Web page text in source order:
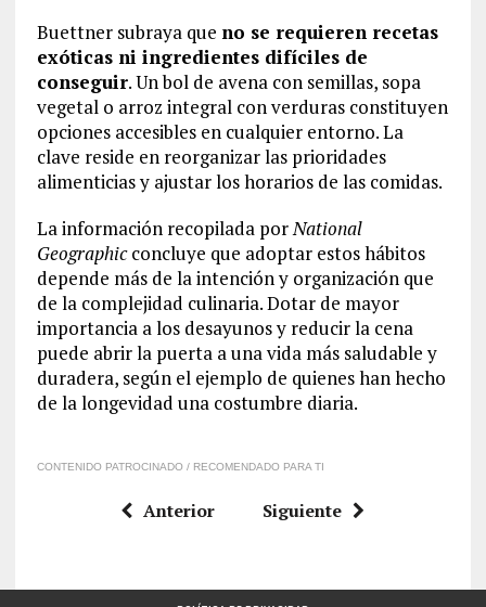
Buettner subraya que no se requieren recetas
exóticas ni ingredientes difíciles de
conseguir. Un bol de avena con semillas, sopa
vegetal o arroz integral con verduras constituyen
opciones accesibles en cualquier entorno. La
clave reside en reorganizar las prioridades
alimenticias y ajustar los horarios de las comidas.
La información recopilada porNational
Geographicconcluye que adoptar estos hábitos
depende más de la intención y organización que
de la complejidad culinaria. Dotar de mayor
importancia a los desayunos y reducir la cena
puede abrir la puerta a una vida más saludable y
duradera, según el ejemplo de quienes han hecho
de la longevidad una costumbre diaria.
CONTENIDO PATROCINADO / RECOMENDADO PARA TI
Anterior Siguiente